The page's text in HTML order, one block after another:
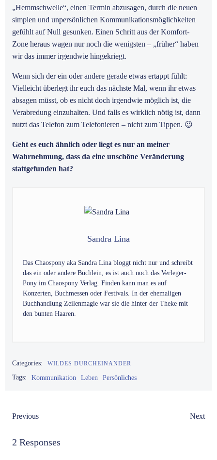
„Hemmschwelle“, einen Termin abzusagen, durch die neuen
simplen und unpersönlichen Kommunikationsmöglichkeiten
gefühlt auf Null gesunken. Einen Schritt aus der Komfort-
Zone heraus wagen nur noch die wenigsten – „früher“ haben
wir das immer irgendwie hingekriegt.
Wenn sich der ein oder andere gerade etwas ertappt fühlt:
Vielleicht überlegt ihr euch das nächste Mal, wenn ihr etwas
absagen müsst, ob es nicht doch irgendwie möglich ist, die
Verabredung einzuhalten. Und falls es wirklich nötig ist, dann
nutzt das Telefon zum Telefonieren – nicht zum Tippen. 😉
Geht es euch ähnlich oder liegt es nur an meiner
Wahrnehmung, dass da eine unschöne Veränderung
stattgefunden hat?
Sandra Lina
Das Chaospony aka Sandra Lina bloggt nicht nur und schreibt
das ein oder andere Büchlein, es ist auch noch das Verleger-
Pony im Chaospony Verlag. Finden kann man es auf
Konzerten, Buchmessen oder Festivals. In der ehemaligen
Buchhandlung Zeilenmagie war sie die hinter der Theke mit
den bunten Haaren.
Categories: WILDES DURCHEINANDER
Tags: Kommunikation Leben Persönliches
Post
navigation
Previous Next
2 Responses